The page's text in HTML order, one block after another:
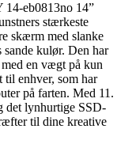
eb0813no 14”
stærkeste
skærm med slanke
sande kulør. Den har
en vægt på kun
til enhver, som har
på farten. Med 11.
det lynhurtige SSD-
til dine kreative